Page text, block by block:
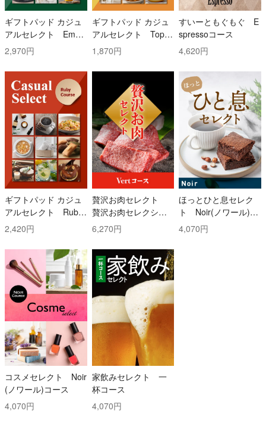
ギフトパッド カジュ
アルセレクト Emer
ald(エメラルド)コー
ス
2,970円
ギフトパッド カジュ
アルセレクト Topaz
(トパーズ)コース
1,870円
すいーともぐもぐ E
spressoコース
4,620円
ギフトパッド カジュ
アルセレクト Ruby
(ルビー)コース
2,420円
贅沢お肉セレクト
贅沢お肉セレクショ
ン 5000円コース
6,270円
ほっとひと息セレク
ト Noir(ノワール)コ
ース
4,070円
コスメセレクト Noir
(ノワール)コース
4,070円
家飲みセレクト 一
杯コース
4,070円